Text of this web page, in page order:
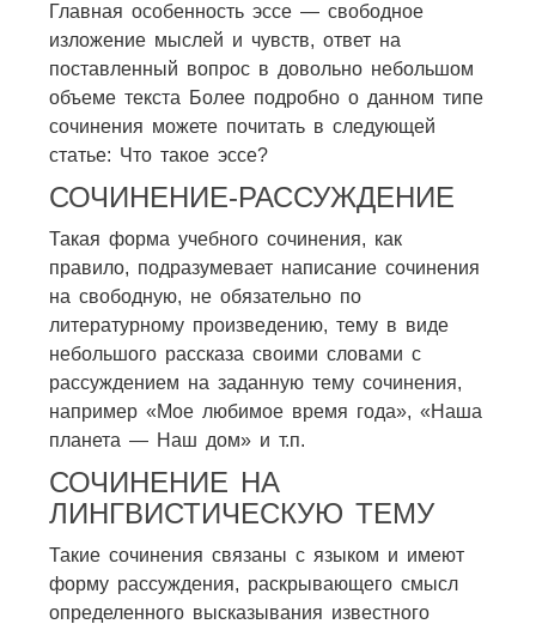
Главная особенность эссе — свободное
изложение мыслей и чувств, ответ на
поставленный вопрос в довольно небольшом
объеме текста Более подробно о данном типе
сочинения можете почитать в следующей
статье: Что такое эссе?
СОЧИНЕНИЕ-РАССУЖДЕНИЕ
Такая форма учебного сочинения, как
правило, подразумевает написание сочинения
на свободную, не обязательно по
литературному произведению, тему в виде
небольшого рассказа своими словами с
рассуждением на заданную тему сочинения,
например «Мое любимое время года», «Наша
планета — Наш дом» и т.п.
СОЧИНЕНИЕ НА
ЛИНГВИСТИЧЕСКУЮ ТЕМУ
Такие сочинения связаны с языком и имеют
форму рассуждения, раскрывающего смысл
определенного высказывания известного